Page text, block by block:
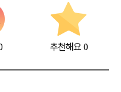
추천해요 0